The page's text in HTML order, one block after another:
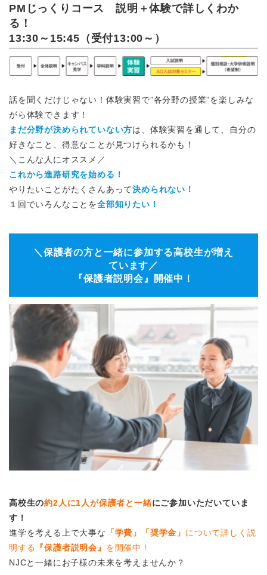
PMじっくりコース 説明＋体験で詳しくわか
る！
13:30～15:45（受付13:00～）
話を聞くだけじゃない！体験実習で”各分野の授業”を楽しみな
がら体験できます！
まだ分野が決められていない方は、体験実習を通して、自分の
好きなこと、得意なことが見つけられるかも！
＼こんな人にオススメ／
これから進路研究を始める！
やりたいことがたくさんあって決められない！
１回でいろんなことを全部知りたい！
＼保護者の方と一緒に参加する高校生が増え
ています／
『保護者説明会』開催中！
高校生の約2人に1人が保護者と一緒にご参加いただいていま
す！
進学を考える上で大事な
「学費」「奨学金」 について詳しく説
明する 『保護者説明会』 を開催中！
NJCと一緒にお子様の未来を考えませんか？